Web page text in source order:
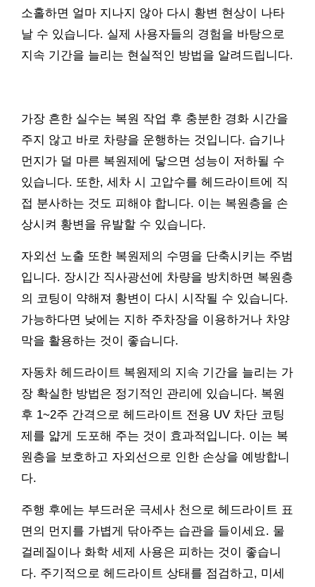
소홀하면 얼마 지나지 않아 다시 황변 현상이 나타
날 수 있습니다. 실제 사용자들의 경험을 바탕으로
지속 기간을 늘리는 현실적인 방법을 알려드립니다.
가장 흔한 실수는 복원 작업 후 충분한 경화 시간을
주지 않고 바로 차량을 운행하는 것입니다. 습기나
먼지가 덜 마른 복원제에 닿으면 성능이 저하될 수
있습니다. 또한, 세차 시 고압수를 헤드라이트에 직
접 분사하는 것도 피해야 합니다. 이는 복원층을 손
상시켜 황변을 유발할 수 있습니다.
자외선 노출 또한 복원제의 수명을 단축시키는 주범
입니다. 장시간 직사광선에 차량을 방치하면 복원층
의 코팅이 약해져 황변이 다시 시작될 수 있습니다.
가능하다면 낮에는 지하 주차장을 이용하거나 차양
막을 활용하는 것이 좋습니다.
자동차 헤드라이트 복원제의 지속 기간을 늘리는 가
장 확실한 방법은 정기적인 관리에 있습니다. 복원
후 1~2주 간격으로 헤드라이트 전용 UV 차단 코팅
제를 얇게 도포해 주는 것이 효과적입니다. 이는 복
원층을 보호하고 자외선으로 인한 손상을 예방합니
다.
주행 후에는 부드러운 극세사 천으로 헤드라이트 표
면의 먼지를 가볍게 닦아주는 습관을 들이세요. 물
걸레질이나 화학 세제 사용은 피하는 것이 좋습니
다. 주기적으로 헤드라이트 상태를 점검하고, 미세